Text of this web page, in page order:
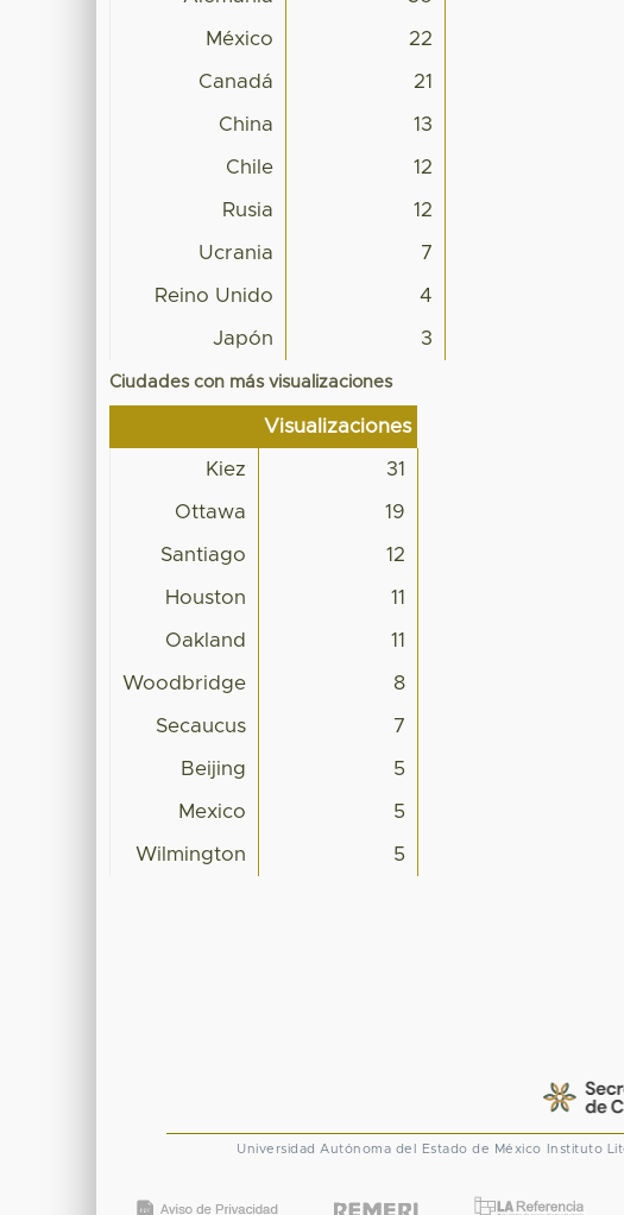
México 22
Canadá 21
China 13
Chile 12
Rusia 12
Ucrania 7
Reino Unido 4
Japón 3
Ciudades con más visualizaciones
Visualizaciones
Kiez 31
Ottawa 19
Santiago 12
Houston 11
Oakland 11
Woodbridge 8
Secaucus 7
Beijing 5
Mexico 5
Wilmington 5
Universidad Autónoma del Estado de México Instituto